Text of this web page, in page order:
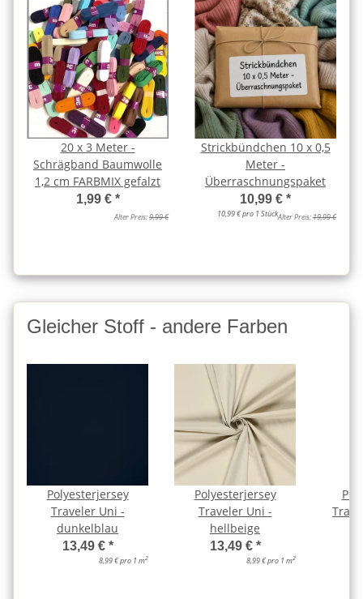
20 x 3 Meter -
Schrägband Baumwolle
1,2 cm FARBMIX gefalzt
1,99 € *
Alter Preis:9,99 €
Strickbündchen 10 x 0,5
Meter -
Überraschnungspaket
10,99 € *
10,99 € pro 1 StückAlter Preis:19,99 €
Gleicher Stoff - andere Farben
Polyesterjersey
Traveler Uni -
dunkelblau
13,49 € *
8,99 € pro 1 m2
Polyesterjersey
Traveler Uni -
hellbeige
13,49 € *
8,99 € pro 1 m2